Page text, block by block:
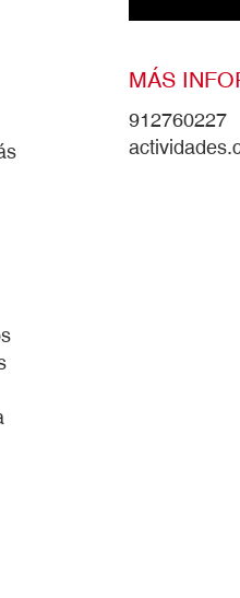
MÁS
912760227